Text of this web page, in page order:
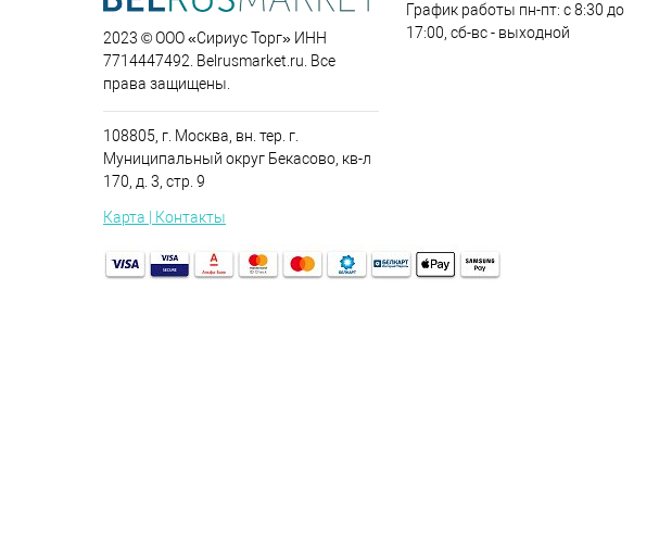
2023 © ООО «Сириус Торг» ИНН
7714447492. Belrusmarket.ru. Все
права защищены.
108805, г. Москва, вн. тер. г.
Муниципальный округ Бекасово, кв-л
170, д. 3, стр. 9
Карта | Контакты
График работы пн-пт: с 8:30 до
17:00, сб-вс - выходной